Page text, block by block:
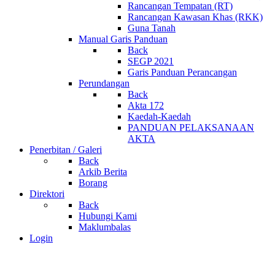
Rancangan Tempatan (RT)
Rancangan Kawasan Khas (RKK)
Guna Tanah
Manual Garis Panduan
Back
SEGP 2021
Garis Panduan Perancangan
Perundangan
Back
Akta 172
Kaedah-Kaedah
PANDUAN PELAKSANAAN
AKTA
Penerbitan / Galeri
Back
Arkib Berita
Borang
Direktori
Back
Hubungi Kami
Maklumbalas
Login